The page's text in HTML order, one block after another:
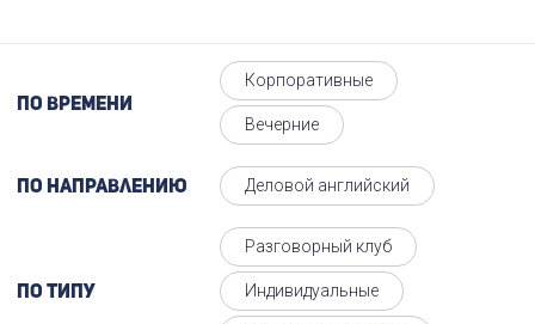
По времени
Корпоративные
Вечерние
По направлению Деловой английский
По типу
Разговорный клуб
Индивидуальные